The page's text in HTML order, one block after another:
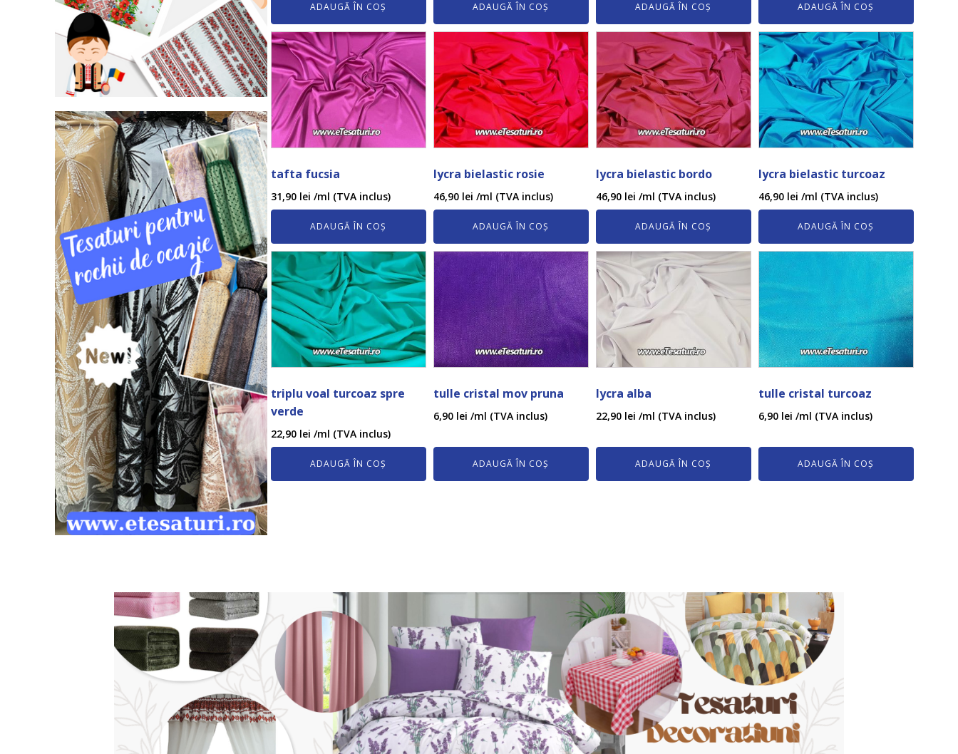
ADAUGĂ ÎN COȘ ADAUGĂ ÎN COȘ ADAUGĂ ÎN COȘ ADAUGĂ ÎN COȘ
tafta fucsia
31,90 lei /ml (TVA inclus)
ADAUGĂ ÎN COȘ
lycra bielastic rosie
46,90 lei /ml (TVA inclus)
ADAUGĂ ÎN COȘ
lycra bielastic bordo
46,90 lei /ml (TVA inclus)
ADAUGĂ ÎN COȘ
lycra bielastic turcoaz
46,90 lei /ml (TVA inclus)
ADAUGĂ ÎN COȘ
triplu voal turcoaz spre
verde
22,90 lei /ml (TVA inclus)
ADAUGĂ ÎN COȘ
tulle cristal mov pruna
6,90 lei /ml (TVA inclus)
ADAUGĂ ÎN COȘ
lycra alba
22,90 lei /ml (TVA inclus)
ADAUGĂ ÎN COȘ
tulle cristal turcoaz
6,90 lei /ml (TVA inclus)
ADAUGĂ ÎN COȘ